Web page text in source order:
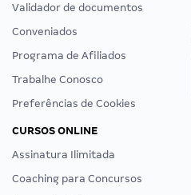
Validador de documentos
Conveniados
Programa de Afiliados
Trabalhe Conosco
Preferências de Cookies
CURSOS ONLINE
Assinatura Ilimitada
Coaching para Concursos